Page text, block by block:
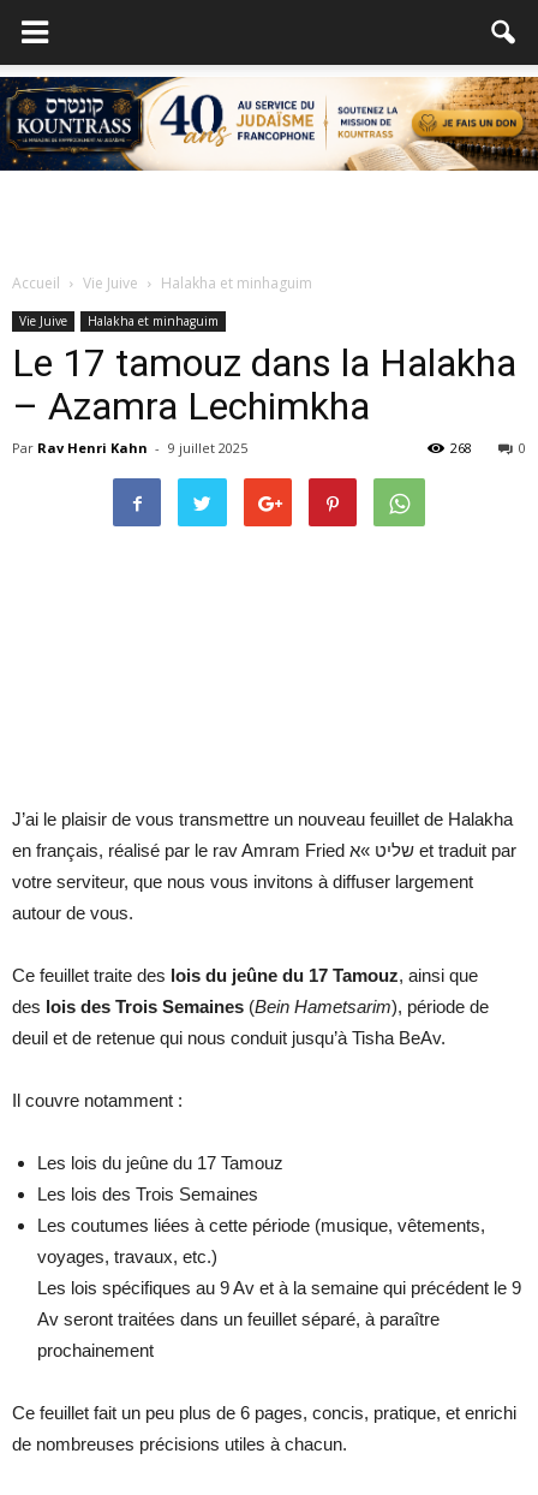
Accueil Vie Juive Halakha et minhaguim
Vie Juive Halakha et minhaguim
Le 17 tamouz dans la Halakha
– Azamra Lechimkha
Par Rav Henri Kahn - 9 juillet 2025 0
268
J’ai le plaisir de vous transmettre un nouveau feuillet de Halakha
en français, réalisé par le rav Amram Fried שליט »א et traduit par
votre serviteur, que nous vous invitons à diffuser largement
autour de vous.
Ce feuillet traite des lois du jeûne du 17 Tamouz, ainsi que
des lois des Trois Semaines (Bein Hametsarim), période de
deuil et de retenue qui nous conduit jusqu’à Tisha BeAv.
Il couvre notamment :
Les lois du jeûne du 17 Tamouz
Les lois des Trois Semaines
Les coutumes liées à cette période (musique, vêtements,
voyages, travaux, etc.)
Les lois spécifiques au 9 Av et à la semaine qui précédent le 9
Av seront traitées dans un feuillet séparé, à paraître
prochainement
Ce feuillet fait un peu plus de 6 pages, concis, pratique, et enrichi
de nombreuses précisions utiles à chacun.